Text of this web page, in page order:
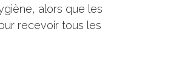
alors que les
recevoir tous les